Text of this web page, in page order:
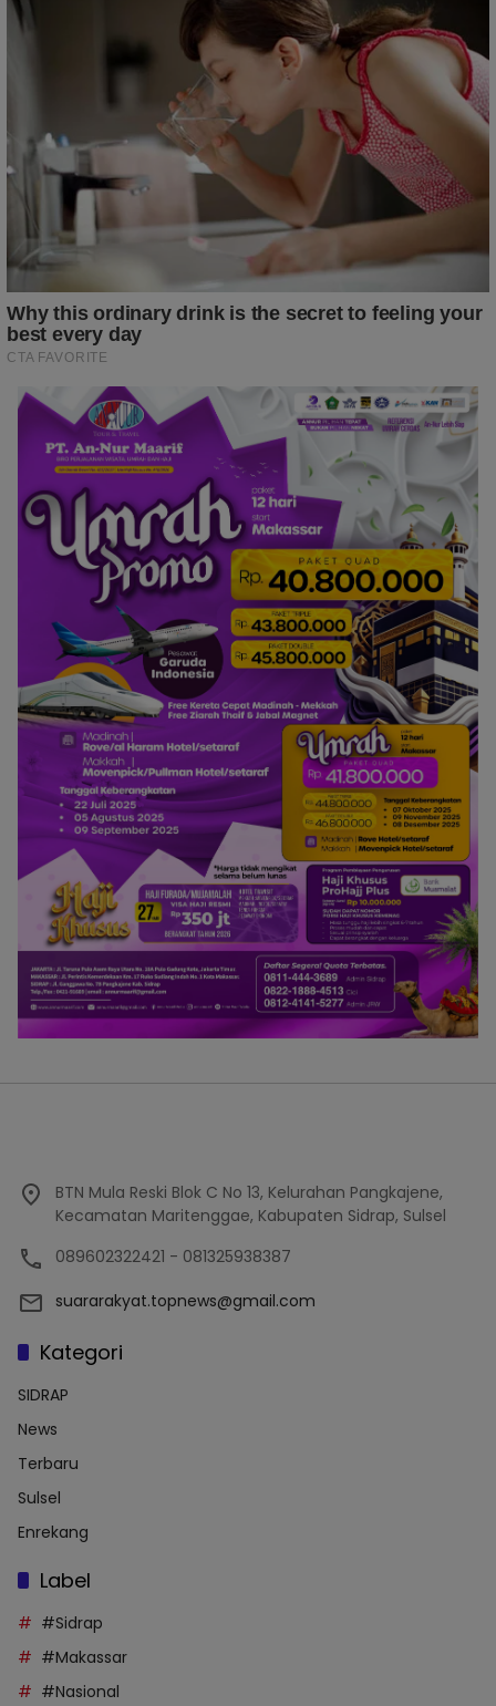
BTN Mula Reski Blok C No 13, Kelurahan Pangkajene,
Kecamatan Maritenggae, Kabupaten Sidrap, Sulsel
089602322421 - 081325938387
suararakyat.topnews@gmail.com
Kategori
SIDRAP
News
Terbaru
Sulsel
Enrekang
Label
#Sidrap
#Makassar
#Nasional